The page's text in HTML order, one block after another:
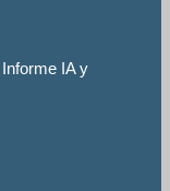
IA y